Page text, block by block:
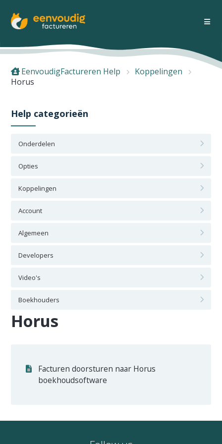
EenvoudigFactureren Help
Koppelingen
Horus
Help categorieën
Onderdelen
Opties
Koppelingen
Account
Algemeen
Developers
Video's
Boekhouders
Horus
Facturen doorsturen naar Horus
boekhoudsoftware